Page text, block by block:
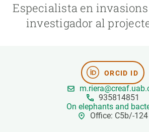
Especialista en
investigador al projecte
ORCID ID
935814851
On elephants and
Office: C5b/-124
UNEIX-TE A NOSALTRES